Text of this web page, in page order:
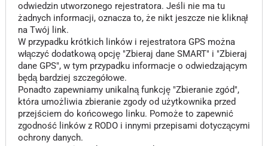
odwiedzin utworzonego rejestratora. Jeśli nie ma tu
żadnych informacji, oznacza to, że nikt jeszcze nie kliknął
na Twój link.
W przypadku krótkich linków i rejestratora GPS można
włączyć dodatkową opcję "Zbieraj dane SMART" i "Zbieraj
dane GPS", w tym przypadku informacje o odwiedzającym
będą bardziej szczegółowe.
Ponadto zapewniamy unikalną funkcję "Zbieranie zgód",
która umożliwia zbieranie zgody od użytkownika przed
przejściem do końcowego linku. Pomoże to zapewnić
zgodność linków z RODO i innymi przepisami dotyczącymi
ochrony danych.